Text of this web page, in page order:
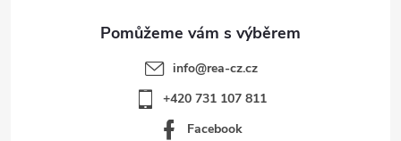
info@rea-cz.cz
+420 731 107 811
Facebook